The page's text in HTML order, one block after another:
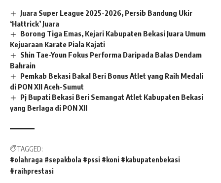
Juara Super League 2025-2026, Persib Bandung Ukir
‘Hattrick’ Juara
Borong Tiga Emas, Kejari Kabupaten Bekasi Juara Umum
Kejuaraan Karate Piala Kajati
Shin Tae-Youn Fokus Performa Daripada Balas Dendam
Bahrain
Pemkab Bekasi Bakal Beri Bonus Atlet yang Raih Medali
di PON XII Aceh-Sumut
Pj Bupati Bekasi Beri Semangat Atlet Kabupaten Bekasi
yang Berlaga di PON XII
TAGGED:
#olahraga #sepakbola #pssi #koni #kabupatenbekasi
#raihprestasi